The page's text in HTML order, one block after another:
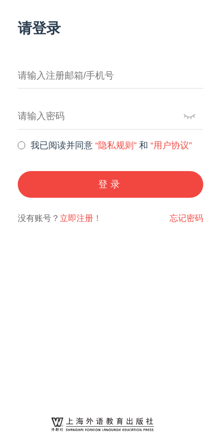
请登录
我已阅读并同意“隐私规则” 和“用户协议”
登录
没有账号？ 立即注册！ 忘记密码